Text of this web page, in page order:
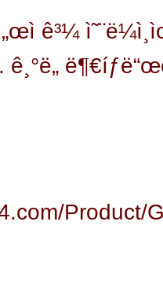
ê³¼
ê¸°ë„
Product/